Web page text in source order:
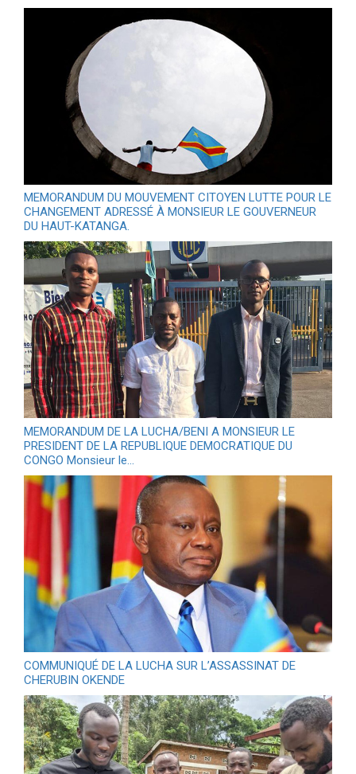
MEMORANDUM DU MOUVEMENT CITOYEN LUTTE POUR LE
CHANGEMENT ADRESSÉ À MONSIEUR LE GOUVERNEUR
DU HAUT-KATANGA.
MEMORANDUM DE LA LUCHA/BENI A MONSIEUR LE
PRESIDENT DE LA REPUBLIQUE DEMOCRATIQUE DU
CONGO Monsieur le…
COMMUNIQUÉ DE LA LUCHA SUR L’ASSASSINAT DE
CHERUBIN OKENDE